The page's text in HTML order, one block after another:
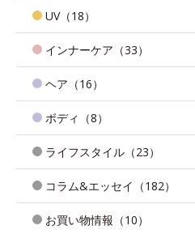
UV（18）
インナーケア（33）
ヘア（16）
ボディ（8）
ライフスタイル（23）
コラム&エッセイ（182）
お買い物情報（10）